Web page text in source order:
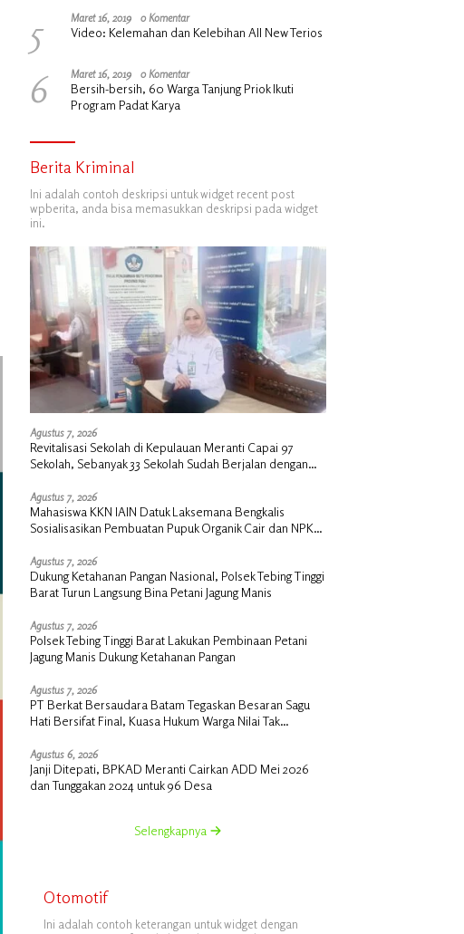
5 Maret 16, 2019 0 Komentar
Video: Kelemahan dan Kelebihan All New Terios
6 Maret 16, 2019 0 Komentar
Bersih-bersih, 60 Warga Tanjung Priok Ikuti
Program Padat Karya
Berita Kriminal
Ini adalah contoh deskripsi untuk widget recent post
wpberita, anda bisa memasukkan deskripsi pada widget
ini.
Agustus 7, 2026
Revitalisasi Sekolah di Kepulauan Meranti Capai 97
Sekolah, Sebanyak 33 Sekolah Sudah Berjalan dengan
Agustus 7, 2026
Mahasiswa KKN IAIN Datuk Laksemana Bengkalis
Sosialisasikan Pembuatan Pupuk Organik Cair dan NPK
Agustus 7, 2026
Dukung Ketahanan Pangan Nasional, Polsek Tebing Tinggi
Barat Turun Langsung Bina Petani Jagung Manis
Agustus 7, 2026
Polsek Tebing Tinggi Barat Lakukan Pembinaan Petani
Jagung Manis Dukung Ketahanan Pangan
Agustus 7, 2026
PT Berkat Bersaudara Batam Tegaskan Besaran Sagu
Hati Bersifat Final, Kuasa Hukum Warga Nilai Tak
Agustus 6, 2026
Janji Ditepati, BPKAD Meranti Cairkan ADD Mei 2026
dan Tunggakan 2024 untuk 96 Desa
Selengkapnya
Otomotif
Ini adalah contoh keterangan untuk widget dengan